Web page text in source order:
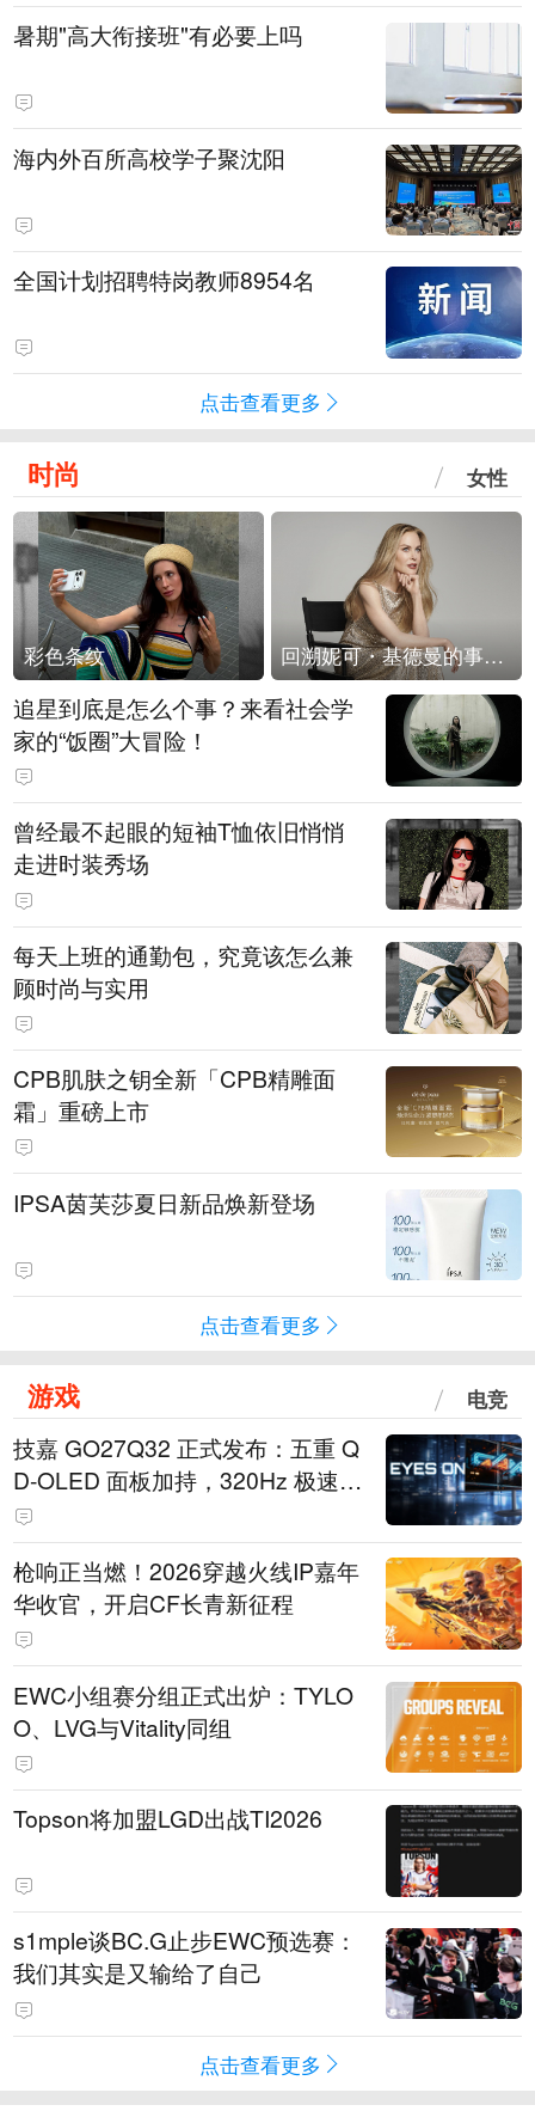
暑期"高大衔接班"有必要上吗
海内外百所高校学子聚沈阳
全国计划招聘特岗教师8954名
点击查看更多
时尚 女性
彩色条纹 回溯妮可・基德曼的事业轨迹
追星到底是怎么个事？来看社会学
家的“饭圈”大冒险！
曾经最不起眼的短袖T恤依旧悄悄
走进时装秀场
每天上班的通勤包，究竟该怎么兼
顾时尚与实用
CPB肌肤之钥全新「CPB精雕面
霜」重磅上市
IPSA茵芙莎夏日新品焕新登场
点击查看更多
游戏 电竞
技嘉 GO27Q32 正式发布：五重 Q
D-OLED 面板加持，320Hz 极速与
影院级画面兼得
枪响正当燃！2026穿越火线IP嘉年
华收官，开启CF长青新征程
EWC小组赛分组正式出炉：TYLO
O、LVG与Vitality同组
Topson将加盟LGD出战TI2026
s1mple谈BC.G止步EWC预选赛：
我们其实是又输给了自己
点击查看更多